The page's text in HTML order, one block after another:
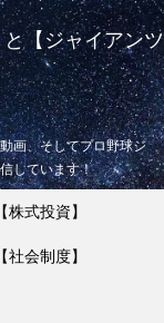
【ジャイアンツ
画、そしてプロ野球ジ
しています！
【株式投資】
【社会制度】